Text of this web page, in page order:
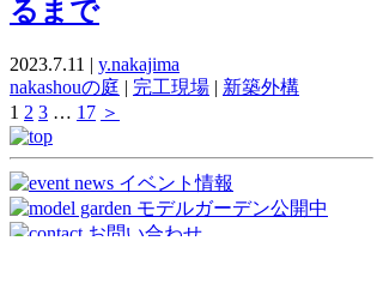
るまで
2023.7.11 | y.nakajima
nakashouの庭 | 完工現場 | 新築外構
1 2 3 … 17 ＞